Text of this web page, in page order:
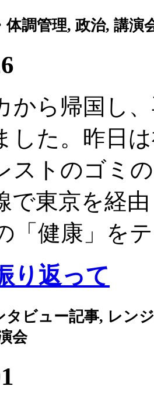
体調管理, 政治, 講演
ら帰国し
した。昨日
ストのゴミ
で東京を経
「健康」を
り返って
タビュー記事, レン
会